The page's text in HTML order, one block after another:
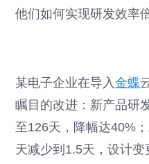
他们如何实现研发效率
某电子企业在导入金蝶
瞩目的改进：新产品研
至126天，降幅达40%
天减少到1.5天，设计变